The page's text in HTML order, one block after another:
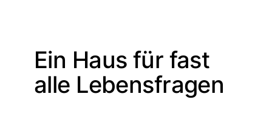
Ein Haus für fast
alle Lebensfragen